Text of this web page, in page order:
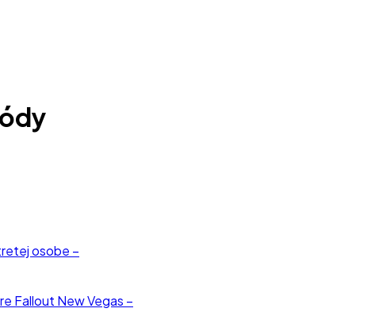
osobe –
Fallout New Vegas –